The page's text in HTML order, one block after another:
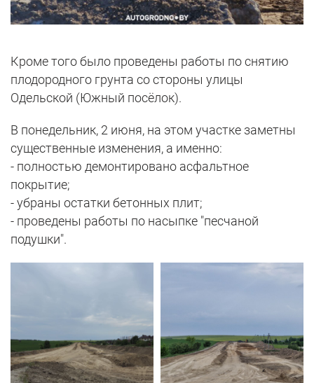
Кроме того было проведены работы по снятию
плодородного грунта со стороны улицы
Одельской (Южный посёлок).
В понедельник, 2 июня, на этом участке заметны
существенные изменения, а именно:
- полностью демонтировано асфальтное
покрытие;
- убраны остатки бетонных плит;
- проведены работы по насыпке "песчаной
подушки".